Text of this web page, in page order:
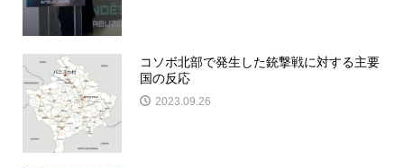
コソボ北部で発生した銃撃戦に対する主要
国の反応
2023.09.26